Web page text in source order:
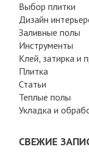
Выбор плитки
Дизайн
Заливные полы
Инструменты
Клей, затирка и
Плитка
Статьи
Теплые полы
Укладка и
СВЕЖИЕ